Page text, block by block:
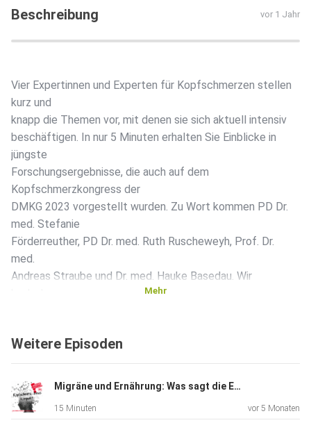
Beschreibung vor 1 Jahr
Vier Expertinnen und Experten für Kopfschmerzen stellen
kurz und
knapp die Themen vor, mit denen sie sich aktuell intensiv
beschäftigen. In nur 5 Minuten erhalten Sie Einblicke in
jüngste
Forschungsergebnisse, die auch auf dem
Kopfschmerzkongress der
DMKG 2023 vorgestellt wurden. Zu Wort kommen PD Dr.
med. Stefanie
Förderreuther, PD Dr. med. Ruth Ruscheweyh, Prof. Dr.
med.
Andreas Straube und Dr. med. Hauke Basedau. Wir
machen! Verpassen Sie nicht unsere nächsten Episoden
Sie informiert. LinkedIn:
https://www.linkedin.com/company/dmkg
Facebook: https://www.facebook.com/DMKGeV/
Mehr
Weitere Episoden
Migräne und Ernährung: Was sagt die Evidenz?
15 Minuten vor 5 Monaten